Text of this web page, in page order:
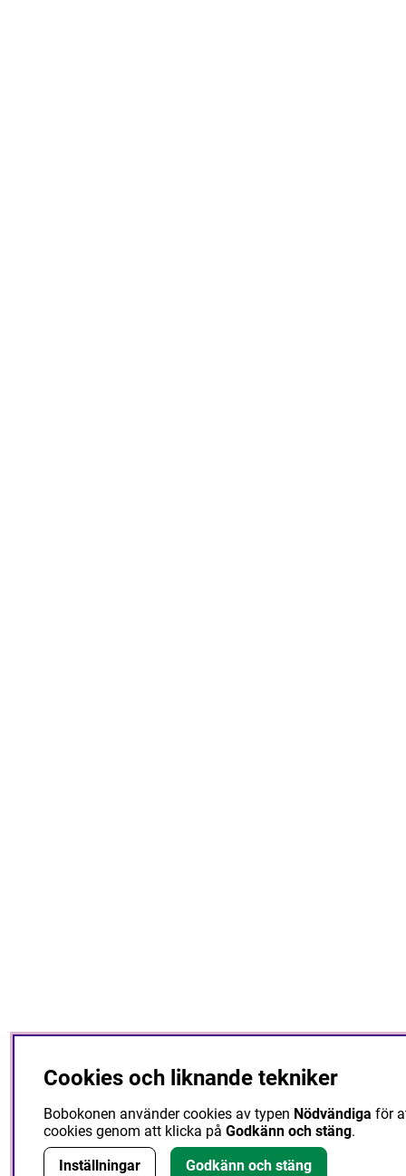
Cookies och liknande tekniker
Bobokonen använder cookies av typen Nödvändiga för
cookies genom att klicka på Godkänn och stäng.
Inställningar
Godkänn och stäng